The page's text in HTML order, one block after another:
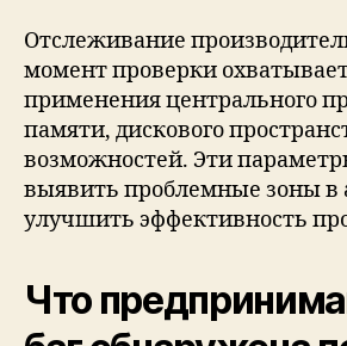
Отслеживание
момент проверки
применения центрального
памяти, дискового
возможностей. Эти
выявить проблемные зоны в
улучшить эффективность
Что